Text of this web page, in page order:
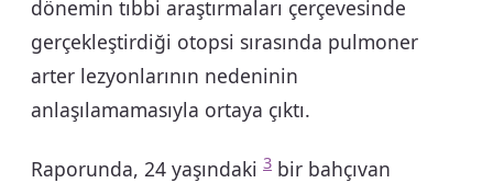
dönemin tıbbi araştırmaları çerçevesinde
gerçekleştirdiği otopsi sırasında pulmoner
arter lezyonlarının nedeninin
anlaşılamamasıyla ortaya çıktı.
Raporunda, 24 yaşındaki 3 bir bahçıvan